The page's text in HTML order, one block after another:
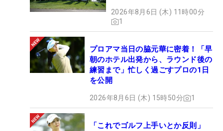
2026年8月6日 (木) 11時00分
1
プロアマ当日の脇元華に密着！「早
朝のホテル出発から、ラウンド後の
練習まで」忙しく過ごすプロの1日
を公開
2026年8月6日 (木) 15時50分 1
「これでゴルフ上手いとか反則」